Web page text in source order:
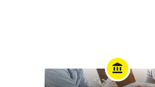
account_balance